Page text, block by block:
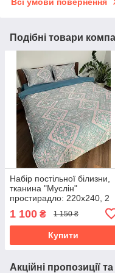
Всі умови повернення
Подібні товари
Набір постільної білизни,
тканина "Муслін"
простирадло: 220х240, 2
підковдра 200х230
1 100 ₴ 1 150 ₴
Купити
Акційні пропозиції